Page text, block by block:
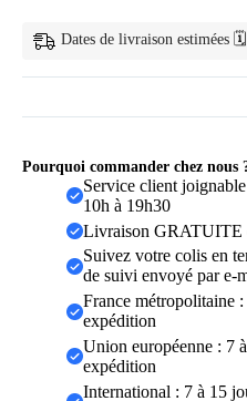
Pression
Pouces
Dates de livraison estimées
Pourquoi commander chez nous
Service client
10h à 19h30
Livraison GRATUITE
Suivez votre colis en
de suivi envoyé par e-
France métropolitaine
expédition
Union européenne : 7
expédition
International : 7 à 15